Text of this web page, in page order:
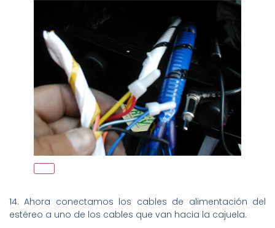
14. Ahora conectamos los cables de alimentación del
estéreo a uno de los cables que van hacia la cajuela.